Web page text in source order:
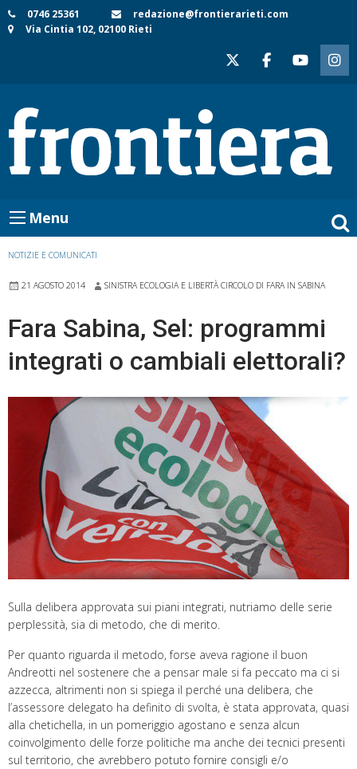
Skip
to
0746 25361
redazione@frontierarieti.com
Via Cintia 102, 02100 Rieti
Menu
NOTIZIE E COMUNICATI
21 AGOSTO 2014 SINISTRA ECOLOGIA E LIBERTÀ CIRCOLO DI FARA IN SABINA
Fara Sabina, Sel: programmi
integrati o cambiali elettorali?
Sulla delibera approvata sui piani integrati, nutriamo delle serie
perplessità, sia di metodo, che di merito.
Per quanto riguarda il metodo, forse aveva ragione il buon
Andreotti nel sostenere che a pensar male si fa peccato ma ci si
azzecca, altrimenti non si spiega il perché una delibera, che
l’assessore delegato ha definito di svolta, è stata approvata, quasi
alla chetichella, in un pomeriggio agostano e senza alcun
coinvolgimento delle forze politiche ma anche dei tecnici presenti
sul territorio, che avrebbero potuto fornire consigli e/o